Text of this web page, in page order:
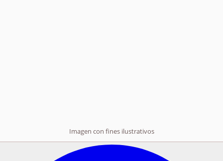
Imagen con fines ilustrativos